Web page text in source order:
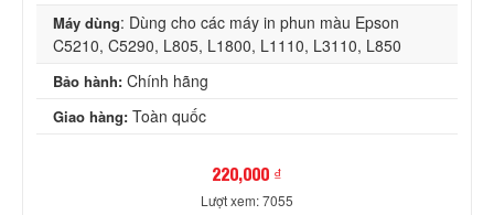
Máy dùng: Dùng cho các máy in phun màu Epson
C5210, C5290, L805, L1800, L1110, L3110, L850
Bảo hành: Chính hãng
Giao hàng: Toàn quốc
220,000 ₫
Lượt xem: 7055